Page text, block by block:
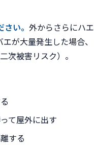
い。 外からさらにハエ
が大量発生した場合、
次被害リスク）。
て屋外に出す
する